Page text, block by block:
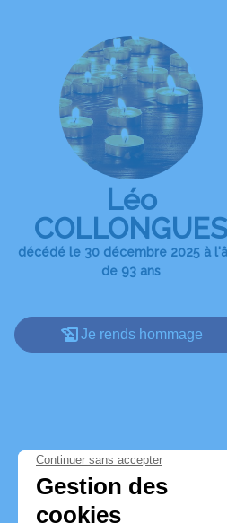
Léo
COLLONGUES
décédé le 30 décembre 2025 à
de 93 ans
Je rends hommage